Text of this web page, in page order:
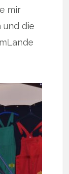
mir
und die